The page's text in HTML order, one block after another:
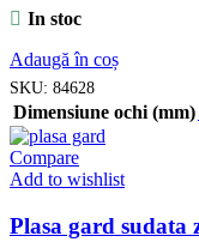
In stoc
Adaugă în coș
SKU: 84628
Dimensiune ochi (mm)
Compare
Add to wishlist
Plasa gard sudata